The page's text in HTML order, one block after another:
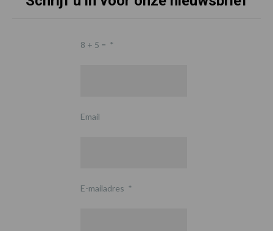
8 + 5 = *
Email
E-mailadres *